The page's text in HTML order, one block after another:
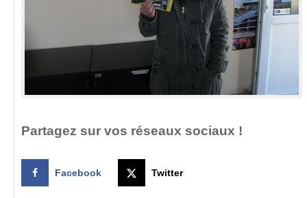
Partagez sur vos réseaux sociaux !
Facebook Twitter